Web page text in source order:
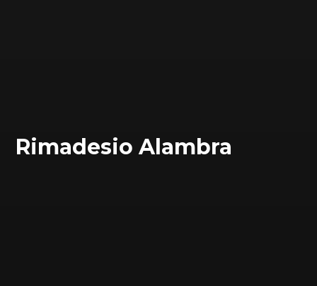
Rimadesio Alambra